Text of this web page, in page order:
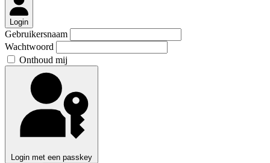
Login
Gebruikersnaam
Wachtwoord
Onthoud mij
Login met een passkey